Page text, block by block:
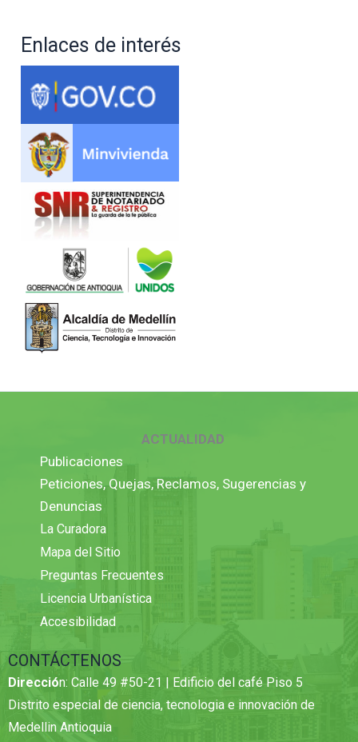
Enlaces de interés
ACTUALIDAD
Publicaciones
Peticiones, Quejas, Reclamos, Sugerencias y
Denuncias
La Curadora
Mapa del Sitio
Preguntas Frecuentes
Licencia Urbanística
Accesibilidad
CONTÁCTENOS
Dirección: Calle 49 #50-21 | Edificio del café Piso 5
Distrito especial de ciencia, tecnologia e innovación de
Medellin Antioquia